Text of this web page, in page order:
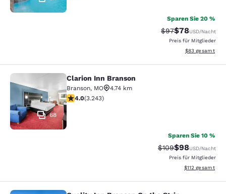
Sparen Sie 20 %
$97Vergünstigter
$78USD/Nacht
Preis für Mitglieder
Geschätzte
$83 gesamt
Clarion Inn Branson
68
Clarion Inn Branson
Branson, MO
4.74 km
4.05-Sterne-Bewertung. Sehr gut. 3243 Bewertungen
4.0(3.243)
Sparen Sie 10 %
Durchgestrichener
$109Vergünstigter
$98USD/Nacht
Preis für Mitglieder
Geschätzte
$112 gesamt